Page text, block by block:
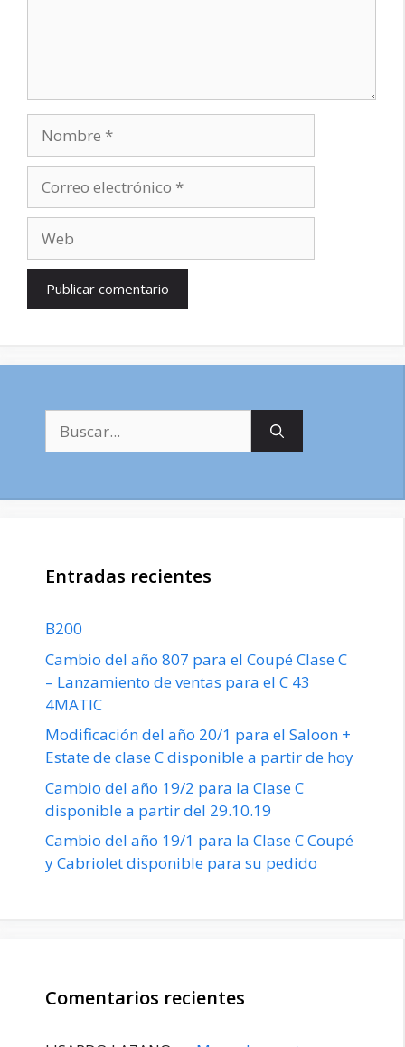
electrónico
Entradas recientes
B200
Cambio del año 807 para el Coupé Clase C
– Lanzamiento de ventas para el C 43
4MATIC
Modificación del año 20/1 para el Saloon +
Estate de clase C disponible a partir de hoy
Cambio del año 19/2 para la Clase C
disponible a partir del 29.10.19
Cambio del año 19/1 para la Clase C Coupé
y Cabriolet disponible para su pedido
Comentarios recientes